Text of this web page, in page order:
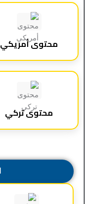
محتوى أمريكي
محتوى تركي